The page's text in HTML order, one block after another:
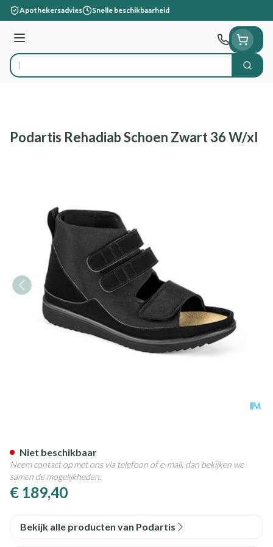
Ga naar de inhoud
Apothekersadvies Snelle beschikbaarheid
Menu
Product, merk, categorie... Zoek
Podartis Rehadiab Schoen Zwart 36 W/xl
€ 189,40
Niet beschikbaar
Neem contact op met ons via telefoon of e-mail, dan bekijken we
samen de mogelijkheden.
Bekijk alle producten van Podartis